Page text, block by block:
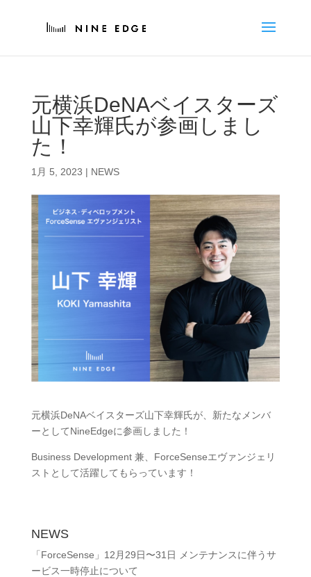
元横浜DeNAベイスターズ
山下幸輝氏が参画しまし
た！
1月 5, 2023 | NEWS
元横浜DeNAベイスターズ山下幸輝氏が、新たなメンバ
ーとしてNineEdgeに参画しました！
Business Development 兼、ForceSenseエヴァンジェリ
ストとして活躍してもらっています！
NEWS
「ForceSense」12月29日〜31日 メンテナンスに伴うサ
ービス一時停止について